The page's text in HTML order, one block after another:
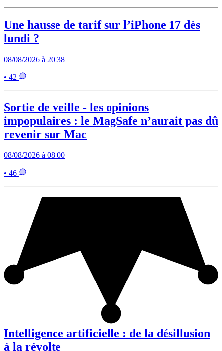
Une hausse de tarif sur l’iPhone 17 dès
lundi ?
08/08/2026 à 20:38
• 42
Sortie de veille - les opinions
impopulaires : le MagSafe n’aurait pas dû
revenir sur Mac
08/08/2026 à 08:00
• 46
Intelligence artificielle : de la désillusion
à la révolte